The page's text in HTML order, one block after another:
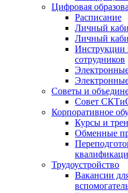
Цифровая
Расписание
Личный
Личный
Инструкции
сотрудников
Советы и
Совет
Корпоративное
Курсы и
Обменные
Трудоустройство
Вакансии